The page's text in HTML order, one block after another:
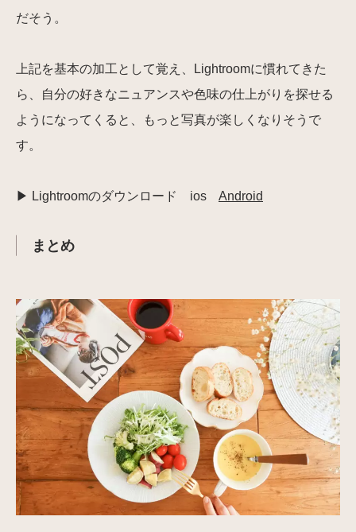
だそう。
上記を基本の加工として覚え、Lightroomに慣れてきた
ら、自分の好きなニュアンスや色味の仕上がりを探せる
ようになってくると、もっと写真が楽しくなりそうで
す。
▶ Lightroomのダウンロード ios Android
まとめ